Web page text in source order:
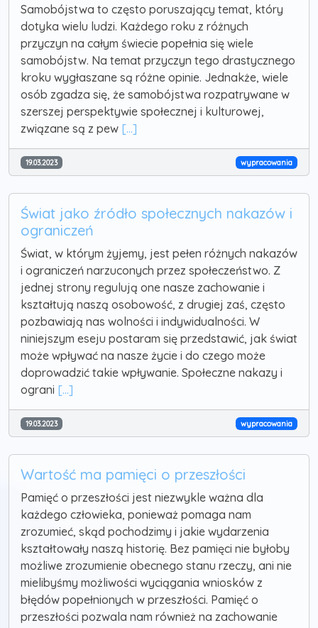
Samobójstwa to często poruszający temat, który
dotyka wielu ludzi. Każdego roku z różnych
przyczyn na całym świecie popełnia się wiele
samobójstw. Na temat przyczyn tego drastycznego
kroku wygłaszane są różne opinie. Jednakże, wiele
osób zgadza się, że samobójstwa rozpatrywane w
szerszej perspektywie społecznej i kulturowej,
związane są z pew [...]
19.03.2023 wypracowania
Świat jako źródło społecznych nakazów i
ograniczeń
Świat, w którym żyjemy, jest pełen różnych nakazów
i ograniczeń narzuconych przez społeczeństwo. Z
jednej strony regulują one nasze zachowanie i
kształtują naszą osobowość, z drugiej zaś, często
pozbawiają nas wolności i indywidualności. W
niniejszym eseju postaram się przedstawić, jak świat
może wpływać na nasze życie i do czego może
doprowadzić takie wpływanie. Społeczne nakazy i
ograni [...]
19.03.2023 wypracowania
Wartość ma pamięci o przeszłości
Pamięć o przeszłości jest niezwykle ważna dla
każdego człowieka, ponieważ pomaga nam
zrozumieć, skąd pochodzimy i jakie wydarzenia
kształtowały naszą historię. Bez pamięci nie byłoby
możliwe zrozumienie obecnego stanu rzeczy, ani nie
mielibyśmy możliwości wyciągania wniosków z
błędów popełnionych w przeszłości. Pamięć o
przeszłości pozwala nam również na zachowanie